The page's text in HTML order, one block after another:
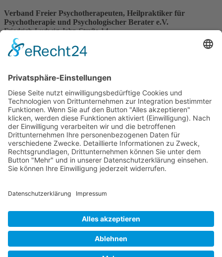
Verband Freier Psychotherapeuten, Heilpraktiker für
Psychotherapie und Psychologischer Berater e.V.
Friedrich-Ludwig-Jahn-Straße 14
31582 Nienburg/Weser
Service-Team
05021-8650320
Diese E-Mail-Adresse ist vor Spambots geschützt! Zur Anzeige
muss JavaScript eingeschaltet sein.
Wir sind Mitglied
Impressum
Login